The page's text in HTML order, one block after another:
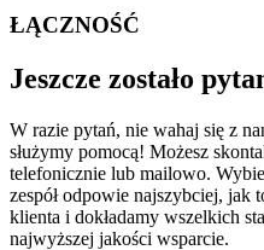
ŁĄCZNOŚĆ
Jeszcze zostało
W razie pytań, nie wahaj się z
służymy pomocą! Możesz
telefonicznie lub mailowo.
zespół odpowie najszybciej, jak
klienta i dokładamy wszelkich
najwyższej jakości wsparcie.